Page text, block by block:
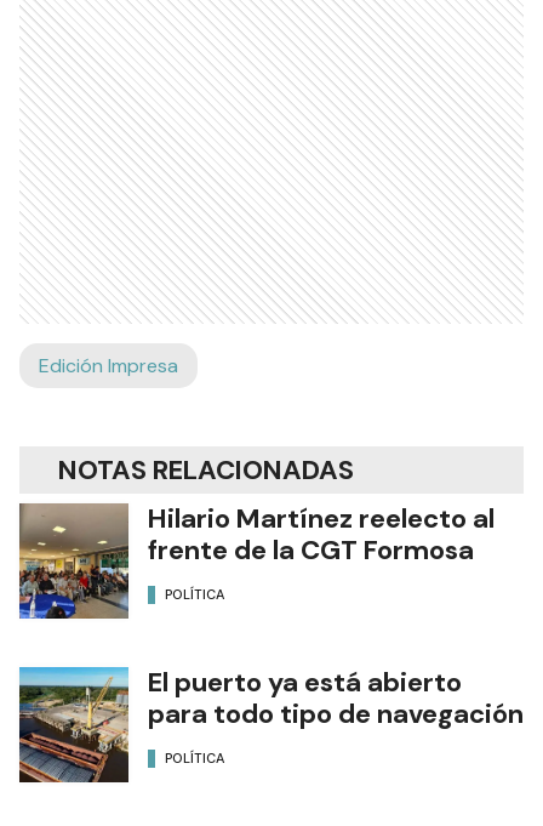
Edición Impresa
NOTAS RELACIONADAS
Hilario Martínez reelecto al
frente de la CGT Formosa
POLÍTICA
El puerto ya está abierto
para todo tipo de navegación
POLÍTICA